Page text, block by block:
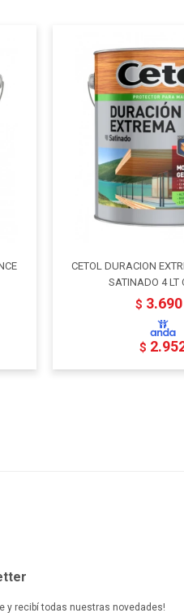
CETOL DURACION
SATINADO 4 LT
$ 3.690
$
y recibí todas nuestras novedades!